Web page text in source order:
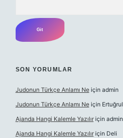
SON YORUMLAR
Judonun Türkçe Anlamı Neiçin admin
Judonun Türkçe Anlamı Neiçin Ertuğrul
Ajanda Hangi Kalemle Yazılıriçin admin
Ajanda Hangi Kalemle Yazılıriçin Deli